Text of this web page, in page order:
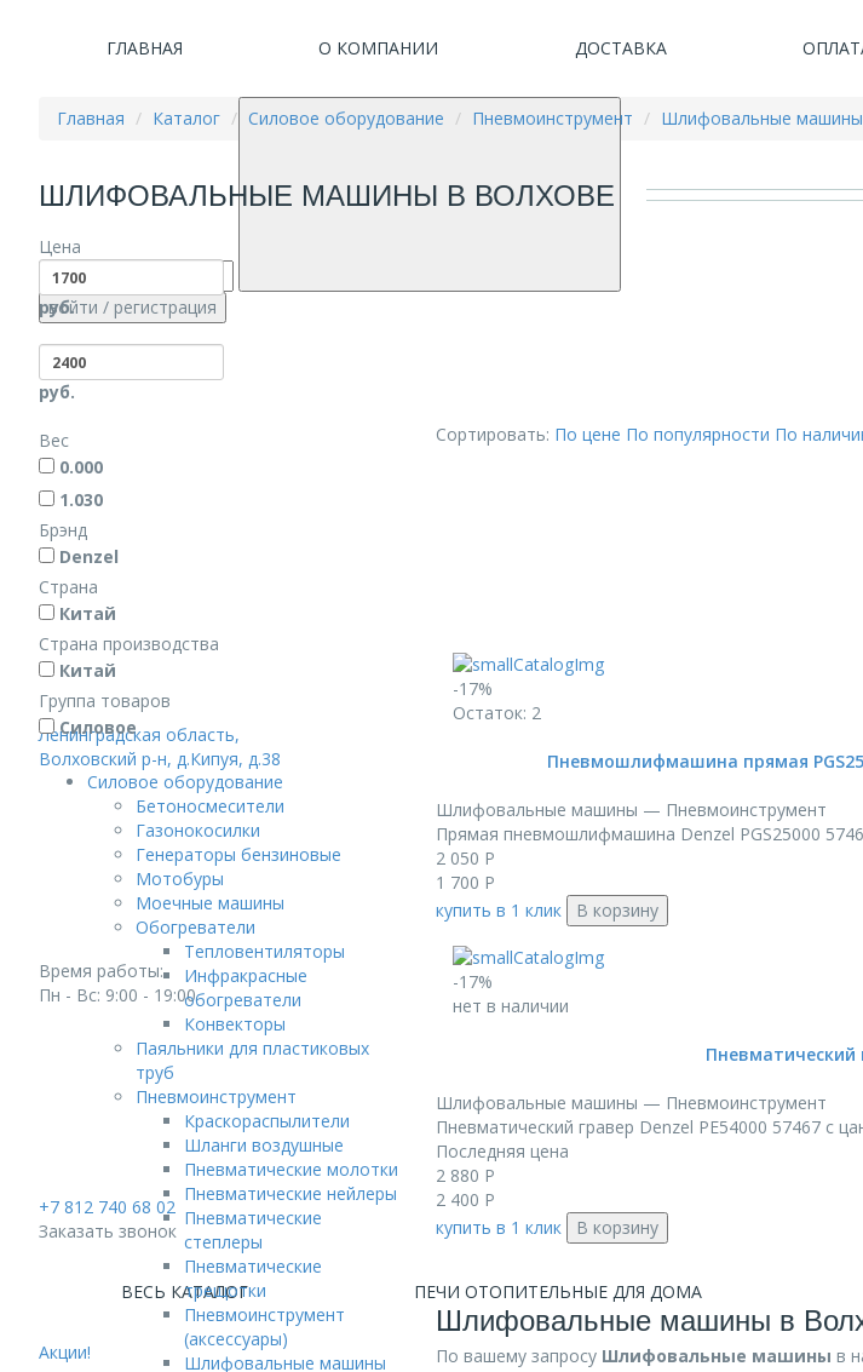
ГЛАВНАЯ О КОМПАНИИ ДОСТАВКА
войти / регистрация
Ленинградская область,
Волховский р-н, д.Кипуя, д.38
Время работы:
Пн - Вс: 9:00 - 19:00
+7 812 740 68 02
Заказать звонок
ВЕСЬ КАТАЛОГ ПЕЧИ ОТОПИТЕЛЬНЫЕ ДЛЯ ДОМА
Акции!
Главная Каталог Силовое оборудование Пневмоинструмент Шлифовальные машины
ШЛИФОВАЛЬНЫЕ МАШИНЫ В ВОЛХОВЕ
Цена
руб.
руб.
Вес
0.000
1.030
Брэнд
Denzel
Страна
Китай
Страна производства
Китай
Группа товаров
Силовое
Силовое оборудование
Бетоносмесители
Газонокосилки
Генераторы бензиновые
Мотобуры
Моечные машины
Обогреватели
Тепловентиляторы
Инфракрасные
обогреватели
Конвекторы
Паяльники для пластиковых
труб
Пневмоинструмент
Краскораспылители
Шланги воздушные
Пневматические молотки
Пневматические нейлеры
Пневматические
степлеры
Пневматические
трещотки
Пневмоинструмент
(аксессуары)
Шлифовальные машины
Сортировать: По цене По популярности По
-17%
Остаток: 2
Пневмошлифмашина прямая
Шлифовальные машины — Пневмоинструмент
Прямая пневмошлифмашина Denzel PGS25000
2 050 Р
1 700 Р
купить в 1 клик
В корзину
-17%
нет в наличии
Пневматический
Шлифовальные машины — Пневмоинструмент
Пневматический гравер Denzel PE54000 57467 с
Последняя цена
2 880 Р
2 400 Р
купить в 1 клик
В корзину
Шлифовальные машины в
По вашему запросу Шлифовальные машины в